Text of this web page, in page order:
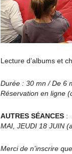
Lecture d’albums et
Durée : 30 mn / De 6
Réservation en ligne
AUTRES SÉANCES :
MAI, JEUDI 18 JUIN
Merci de n’inscrire